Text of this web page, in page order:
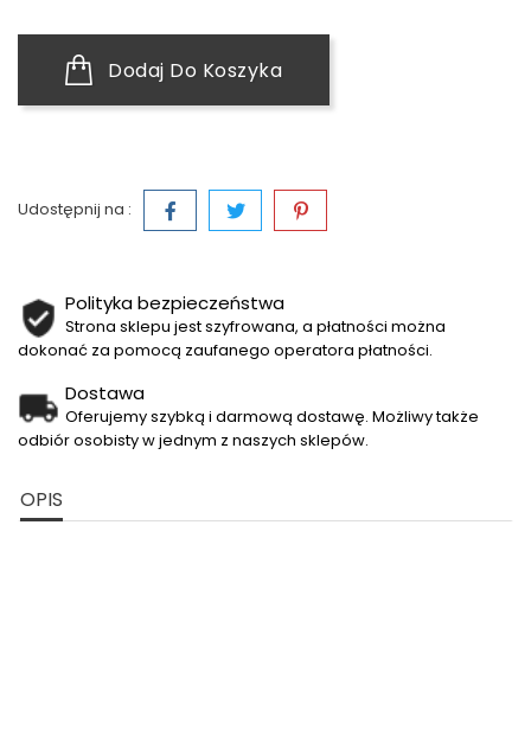
Dodaj Do Koszyka
Udostępnij na :
Polityka bezpieczeństwa
Strona sklepu jest szyfrowana, a płatności można
dokonać za pomocą zaufanego operatora płatności.
Dostawa
Oferujemy szybką i darmową dostawę. Możliwy także
odbiór osobisty w jednym z naszych sklepów.
OPIS